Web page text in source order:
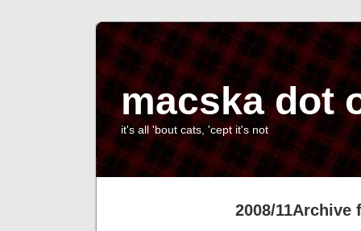
macska dot
it's all 'bout cats, 'cept it's not
2008/11Archive